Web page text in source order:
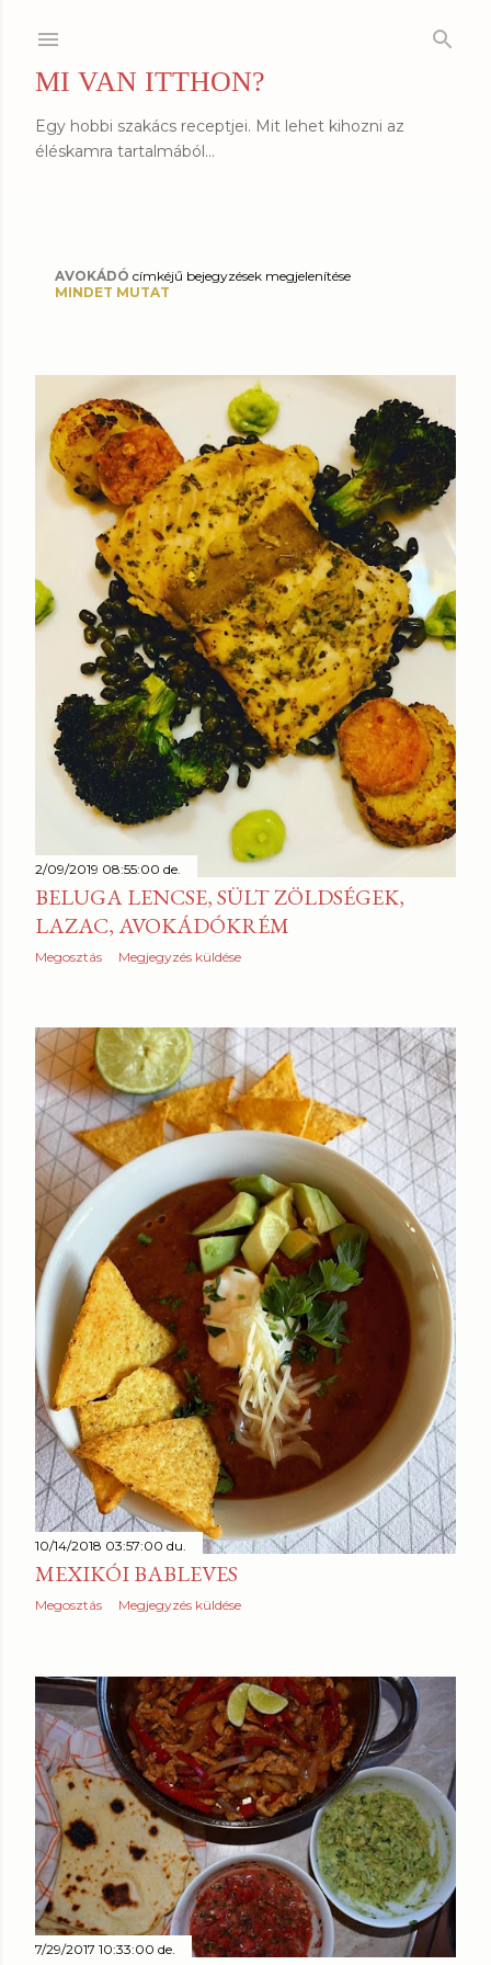
MI VAN ITTHON?
Egy hobbi szakács receptjei. Mit lehet kihozni az
éléskamra tartalmából...
B
j
g
s
e
AVOKÁDÓ címkéjű bejegyzések megjelenítése
MINDET MUTAT
2/09/2019 08:55:00 de.
BELUGA LENCSE, SÜLT ZÖLDSÉGEK,
LAZAC, AVOKÁDÓKRÉM
Megosztás Megjegyzés küldése
10/14/2018 03:57:00 du.
MEXIKÓI BABLEVES
Megosztás Megjegyzés küldése
7/29/2017 10:33:00 de.